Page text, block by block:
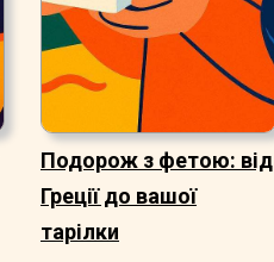
Подорож з фетою: від
Греції до вашої
тарілки